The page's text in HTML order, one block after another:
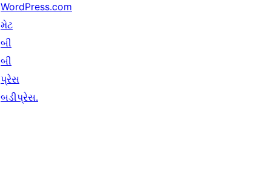
WordPress.com
મેટ
બી
બી
પ્રેસ
બડીપ્રેસ.